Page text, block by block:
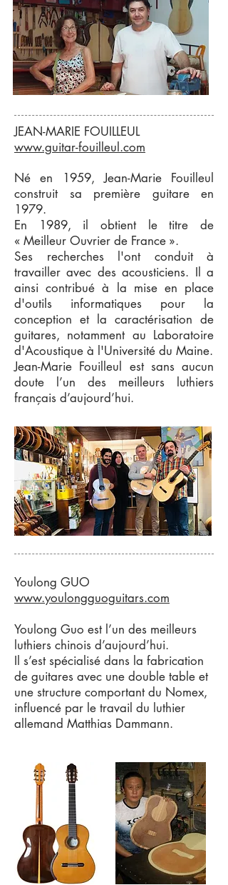
JEAN-MARIE FOUILLEUL
www.guitar-fouilleul.com
Né en 1959, Jean-Marie Fouilleul
construit sa première guitare en
1979.
En 1989, il obtient le titre de
« Meilleur Ouvrier de France ».
Ses recherches l'ont conduit à
travailler avec des acousticiens. Il a
ainsi contribué à la mise en place
d'outils informatiques pour la
conception et la caractérisation de
guitares, notamment au Laboratoire
d'Acoustique à l'Université du Maine.
Jean-Marie Fouilleul est sans aucun
doute l’un des meilleurs luthiers
français d’aujourd’hui.
Youlong GUO
www.youlongguoguitars.com
Youlong Guo est l’un des meilleurs
luthiers chinois d’aujourd’hui.
Il s’est spécialisé dans la fabrication
de guitares avec une double table et
une structure comportant du Nomex,
influencé par le travail du luthier
allemand Matthias Dammann.